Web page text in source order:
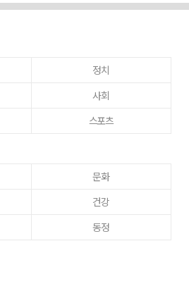
정치
사회
스포츠
문화
건강
동정